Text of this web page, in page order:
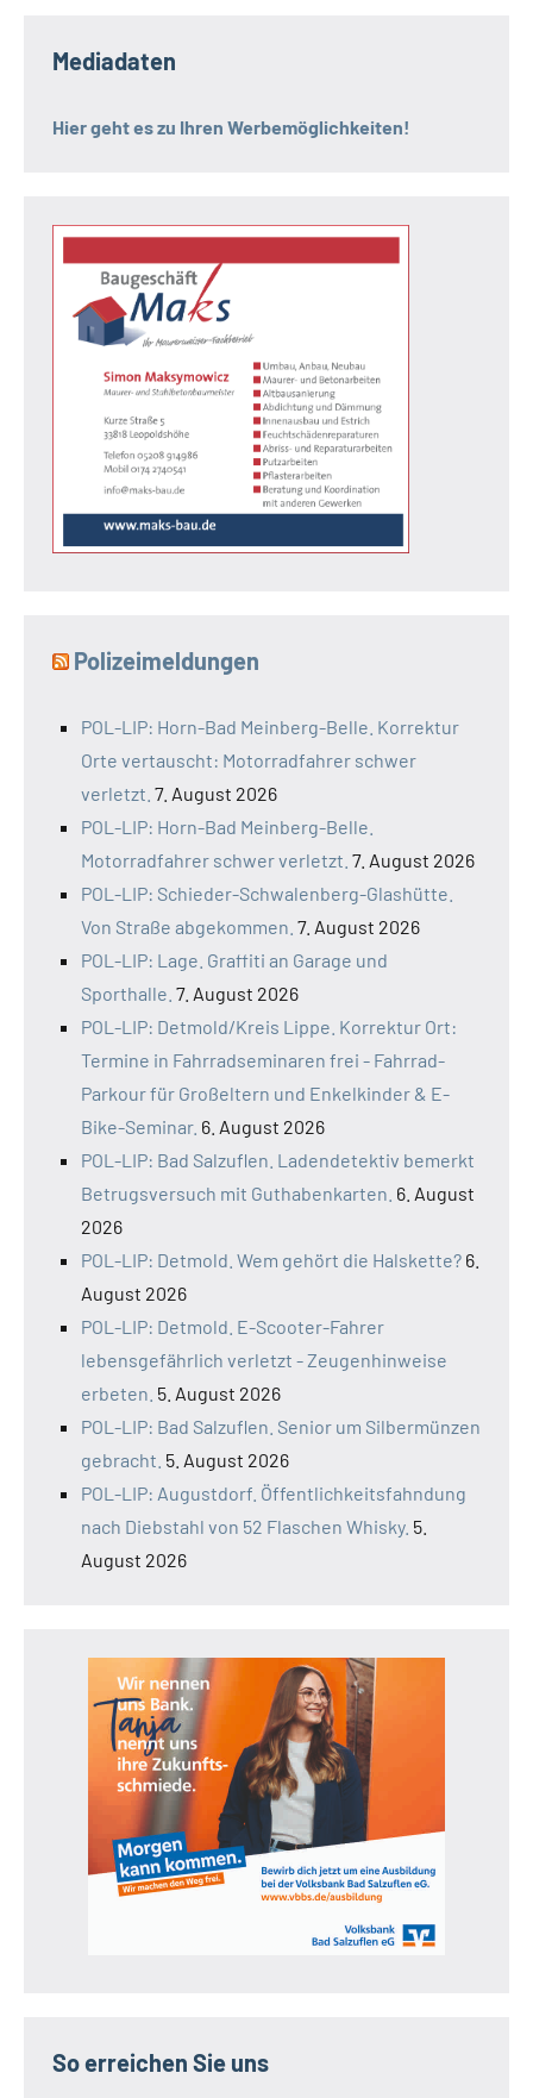
Mediadaten
Hier geht es zu Ihren Werbemöglichkeiten!
Polizeimeldungen
POL-LIP: Horn-Bad Meinberg-Belle. Korrektur
Orte vertauscht: Motorradfahrer schwer
verletzt. 7. August 2026
POL-LIP: Horn-Bad Meinberg-Belle.
Motorradfahrer schwer verletzt. 7. August 2026
POL-LIP: Schieder-Schwalenberg-Glashütte.
Von Straße abgekommen. 7. August 2026
POL-LIP: Lage. Graffiti an Garage und
Sporthalle. 7. August 2026
POL-LIP: Detmold/Kreis Lippe. Korrektur Ort:
Termine in Fahrradseminaren frei - Fahrrad-
Parkour für Großeltern und Enkelkinder & E-
Bike-Seminar. 6. August 2026
POL-LIP: Bad Salzuflen. Ladendetektiv bemerkt
Betrugsversuch mit Guthabenkarten. 6. August
2026
POL-LIP: Detmold. Wem gehört die Halskette? 6.
August 2026
POL-LIP: Detmold. E-Scooter-Fahrer
lebensgefährlich verletzt - Zeugenhinweise
erbeten. 5. August 2026
POL-LIP: Bad Salzuflen. Senior um Silbermünzen
gebracht. 5. August 2026
POL-LIP: Augustdorf. Öffentlichkeitsfahndung
nach Diebstahl von 52 Flaschen Whisky. 5.
August 2026
So erreichen Sie uns